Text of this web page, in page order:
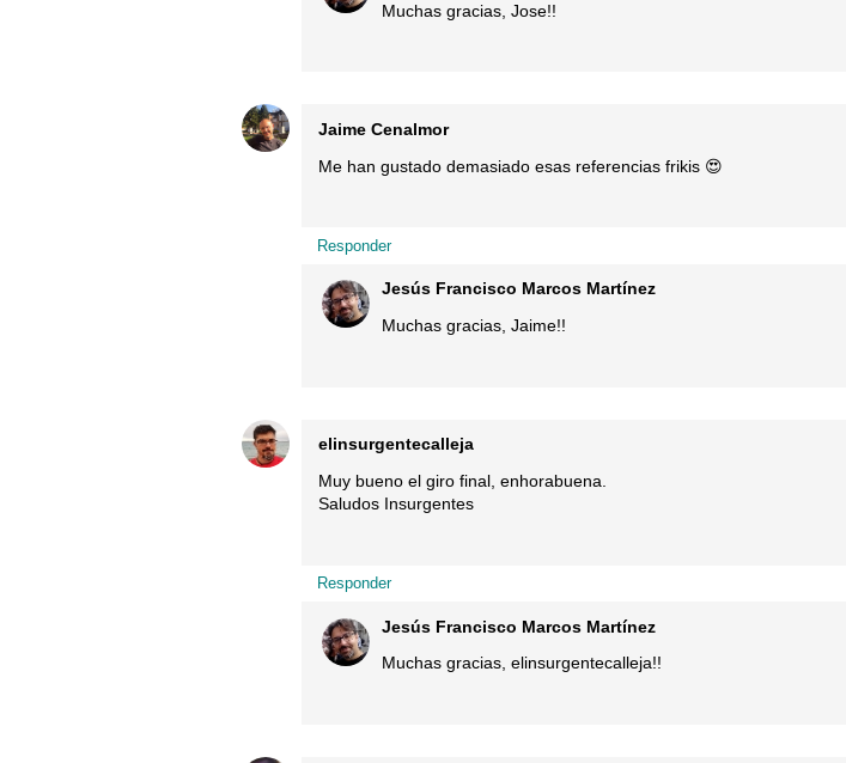
Muchas gracias, Jose!!
Jaime Cenalmor
Me han gustado demasiado esas referencias frikis 😍
Responder
Jesús Francisco Marcos Martínez
Muchas gracias, Jaime!!
elinsurgentecalleja
Muy bueno el giro final, enhorabuena.
Saludos Insurgentes
Responder
Jesús Francisco Marcos Martínez
Muchas gracias, elinsurgentecalleja!!